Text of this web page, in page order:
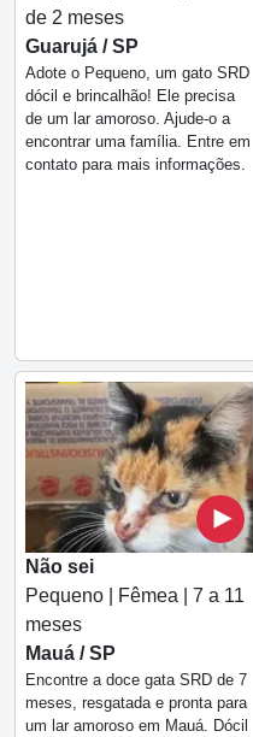
de 2 meses
Guarujá / SP
Adote o Pequeno, um gato SRD
dócil e brincalhão! Ele precisa
de um lar amoroso. Ajude-o a
encontrar uma família. Entre em
contato para mais informações.
Não sei
Pequeno | Fêmea | 7 a 11
meses
Mauá / SP
Encontre a doce gata SRD de 7
meses, resgatada e pronta para
um lar amoroso em Mauá. Dócil